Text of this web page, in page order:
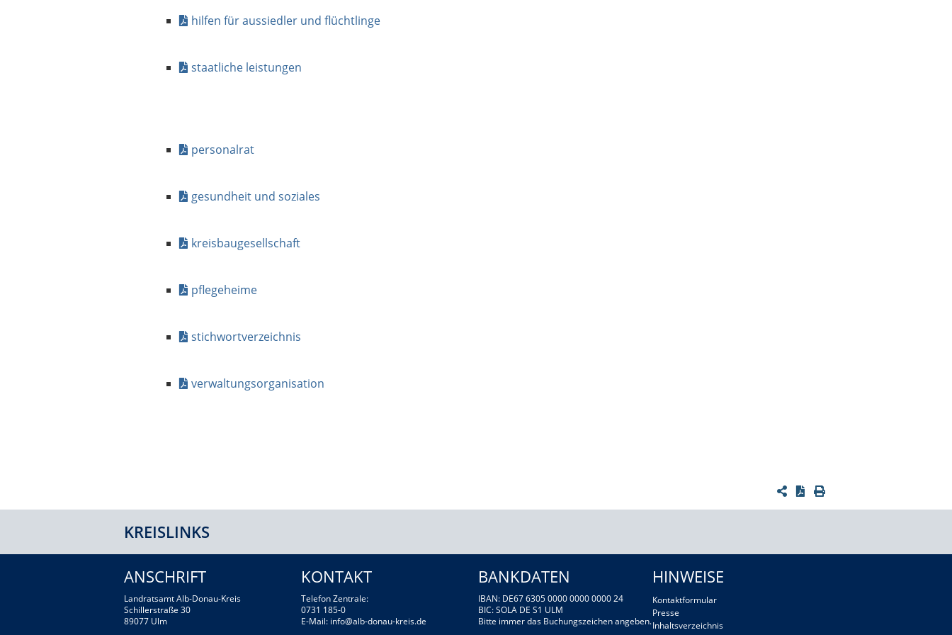
hilfen für aussiedler und flüchtlinge
staatliche leistungen
personalrat
gesundheit und soziales
kreisbaugesellschaft
pflegeheime
stichwortverzeichnis
verwaltungsorganisation
KREISLINKS
ANSCHRIFT
Landratsamt Alb-Donau-Kreis
Schillerstraße 30
89077 Ulm
KONTAKT
Telefon Zentrale:
0731 185-0
E-Mail: info@alb-donau-kreis.de
BANKDATEN
IBAN: DE67 6305 0000 0000 0000 24
BIC: SOLA DE S1 ULM
Bitte immer das Buchungszeichen angeben.
HINWEISE
Kontaktformular
Presse
Inhaltsverzeichnis